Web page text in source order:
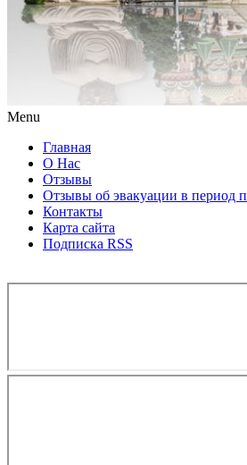
Menu
Главная
О Нас
Отзывы
Отзывы об эвакуации в период
Контакты
Карта сайта
Подписка RSS